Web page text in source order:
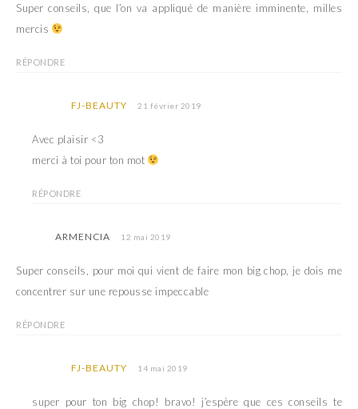
Super conseils, que l’on va appliqué de manière imminente, milles
mercis
RÉPONDRE
FJ-BEAUTY 21 février 2019
Avec plaisir <3
merci à toi pour ton mot
RÉPONDRE
ARMENCIA 12 mai 2019
Super conseils, pour moi qui vient de faire mon big chop, je dois me
concentrer sur une repousse impeccable
RÉPONDRE
FJ-BEAUTY 14 mai 2019
super pour ton big chop! bravo! j’espère que ces conseils te